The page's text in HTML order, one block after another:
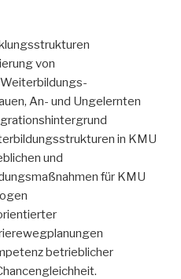
von
An- und Ungelernten
in KMU
und
für KMU
betrieblicher